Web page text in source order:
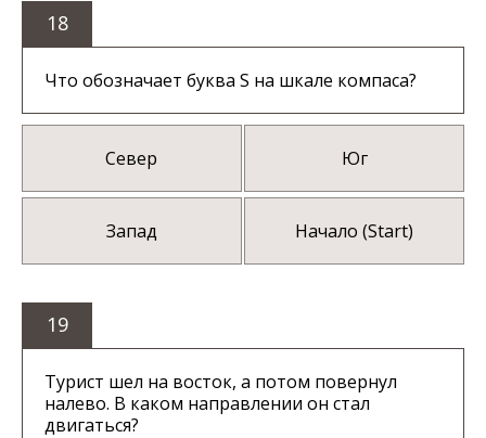
18
Что обозначает буква S на шкале компаса?
Север Юг
Запад Начало (Start)
19
Турист шел на восток, а потом повернул
налево. В каком направлении он стал
двигаться?